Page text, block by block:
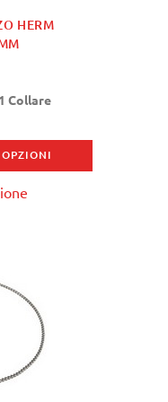
HERM
Collare